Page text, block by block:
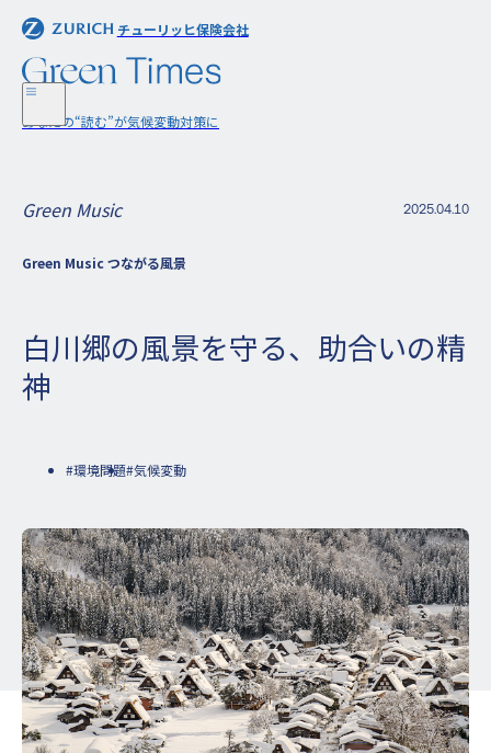
チューリッヒ保険会社
あなたの“読む”が気候変動対策に
チューリッヒ保険会社
あなたの“読む”が気候変動対策に
Green Music 2025.04.10
Green Music つながる風景
白川郷の風景を守る、助合いの精
神
#環境問題#気候変動